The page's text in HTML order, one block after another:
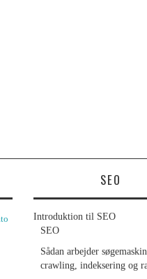
SEO
Introduktion til SEO
SEO
Sådan arbejder
crawling, indeksering og